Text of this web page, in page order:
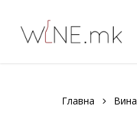
Главна Вина